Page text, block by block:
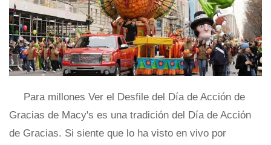
Para millones Ver el Desfile del Día de Acción de
Gracias de Macy's es una tradición del Día de Acción
de Gracias. Si siente que lo ha visto en vivo por